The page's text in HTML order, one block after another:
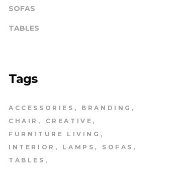
SOFAS
TABLES
Tags
ACCESSORIES
BRANDING
CHAIR
CREATIVE
FURNITURE LIVING
INTERIOR
LAMPS
SOFAS
TABLES